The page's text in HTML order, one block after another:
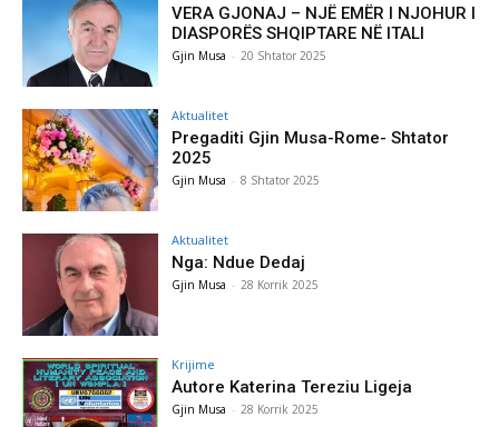
VERA GJONAJ – NJË EMËR I NJOHUR I
DIASPORËS SHQIPTARE NË ITALI
Gjin Musa - 20 Shtator 2025
Aktualitet
Pregaditi Gjin Musa-Rome- Shtator
2025
Gjin Musa - 8 Shtator 2025
Aktualitet
Nga: Ndue Dedaj
Gjin Musa - 28 Korrik 2025
Krijime
Autore Katerina Tereziu Ligeja
Gjin Musa - 28 Korrik 2025